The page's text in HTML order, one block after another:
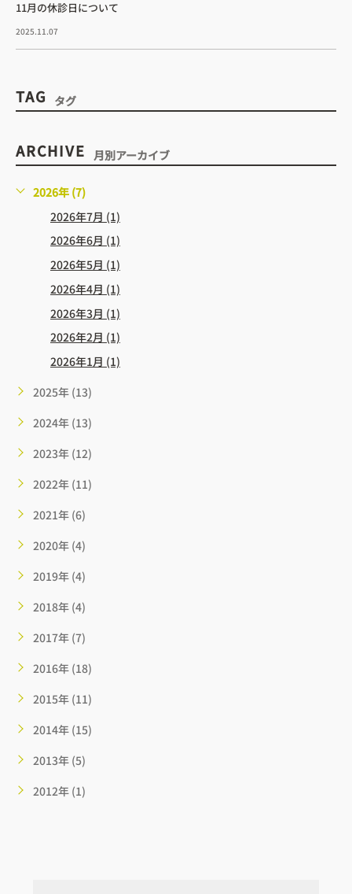
11月の休診日について
2025.11.07
TAG タグ
ARCHIVE 月別アーカイブ
2026年 (7)
2026年7月 (1)
2026年6月 (1)
2026年5月 (1)
2026年4月 (1)
2026年3月 (1)
2026年2月 (1)
2026年1月 (1)
2025年 (13)
2024年 (13)
2023年 (12)
2022年 (11)
2021年 (6)
2020年 (4)
2019年 (4)
2018年 (4)
2017年 (7)
2016年 (18)
2015年 (11)
2014年 (15)
2013年 (5)
2012年 (1)